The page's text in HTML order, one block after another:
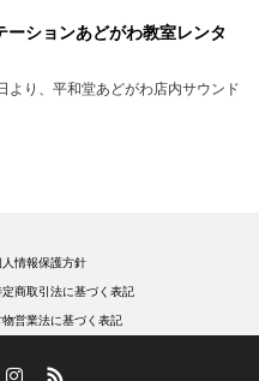
ーションあどがわ教室レンタ
より、平和堂あどがわ店内サウンド
人情報保護方針
定商取引法に基づく表記
物営業法に基づく表記